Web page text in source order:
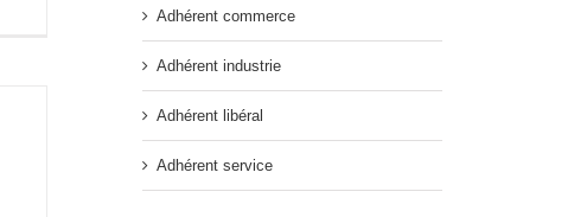
Adhérent commerce
Adhérent industrie
Adhérent libéral
Adhérent service